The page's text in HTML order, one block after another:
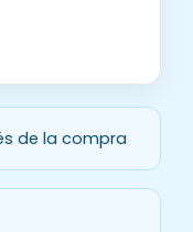
de la compra